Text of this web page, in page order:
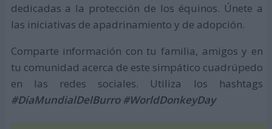
dedicadas a la protección de los équinos. Únete a
las iniciativas de apadrinamiento y de adopción.
Comparte información con tu familia, amigos y en
tu comunidad acerca de este simpático cuadrúpedo
en las redes sociales. Utiliza los hashtags
#DíaMundialDelBurro #WorldDonkeyDay